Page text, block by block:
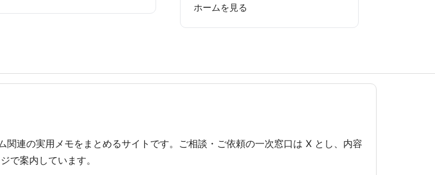
ホームを見る
連の実用メモをまとめるサイトです。ご相談・ご依頼の一次窓口は X とし、内容
で案内しています。